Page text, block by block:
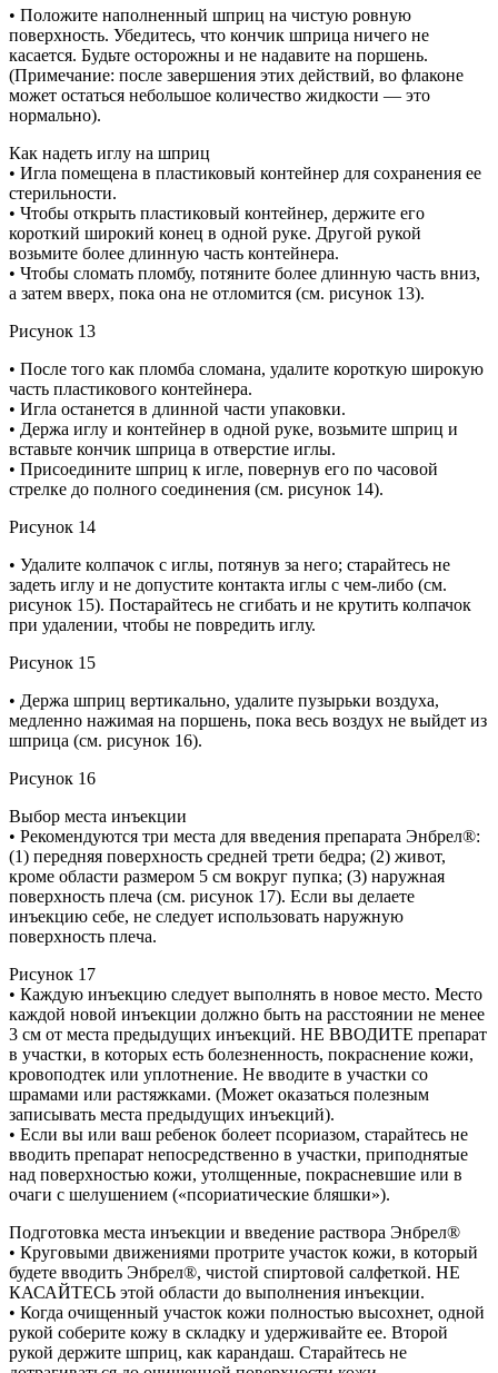
• Положите наполненный шприц на чистую ровную
поверхность. Убедитесь, что кончик шприца ничего не
касается. Будьте осторожны и не надавите на поршень.
(Примечание: после завершения этих действий, во флаконе
может остаться небольшое количество жидкости — это
нормально).
Как надеть иглу на шприц
• Игла помещена в пластиковый контейнер для сохранения ее
стерильности.
• Чтобы открыть пластиковый контейнер, держите его
короткий широкий конец в одной руке. Другой рукой
возьмите более длинную часть контейнера.
• Чтобы сломать пломбу, потяните более длинную часть вниз,
а затем вверх, пока она не отломится (см. рисунок 13).
Рисунок 13
• После того как пломба сломана, удалите короткую широкую
часть пластикового контейнера.
• Игла останется в длинной части упаковки.
• Держа иглу и контейнер в одной руке, возьмите шприц и
вставьте кончик шприца в отверстие иглы.
• Присоедините шприц к игле, повернув его по часовой
стрелке до полного соединения (см. рисунок 14).
Рисунок 14
• Удалите колпачок с иглы, потянув за него; старайтесь не
задеть иглу и не допустите контакта иглы с чем-либо (см.
рисунок 15). Постарайтесь не сгибать и не крутить колпачок
при удалении, чтобы не повредить иглу.
Рисунок 15
• Держа шприц вертикально, удалите пузырьки воздуха,
медленно нажимая на поршень, пока весь воздух не выйдет из
шприца (см. рисунок 16).
Рисунок 16
Выбор места инъекции
• Рекомендуются три места для введения препарата Энбрел®:
(1) передняя поверхность средней трети бедра; (2) живот,
кроме области размером 5 см вокруг пупка; (3) наружная
поверхность плеча (см. рисунок 17). Если вы делаете
инъекцию себе, не следует использовать наружную
поверхность плеча.
Рисунок 17
• Каждую инъекцию следует выполнять в новое место. Место
каждой новой инъекции должно быть на расстоянии не менее
3 см от места предыдущих инъекций. НЕ ВВОДИТЕ препарат
в участки, в которых есть болезненность, покраснение кожи,
кровоподтек или уплотнение. Не вводите в участки со
шрамами или растяжками. (Может оказаться полезным
записывать места предыдущих инъекций).
• Если вы или ваш ребенок болеет псориазом, старайтесь не
вводить препарат непосредственно в участки, приподнятые
над поверхностью кожи, утолщенные, покрасневшие или в
очаги с шелушением («псориатические бляшки»).
Подготовка места инъекции и введение раствора Энбрел®
• Круговыми движениями протрите участок кожи, в который
будете вводить Энбрел®, чистой спиртовой салфеткой. НЕ
КАСАЙТЕСЬ этой области до выполнения инъекции.
• Когда очищенный участок кожи полностью высохнет, одной
рукой соберите кожу в складку и удерживайте ее. Второй
рукой держите шприц, как карандаш. Старайтесь не